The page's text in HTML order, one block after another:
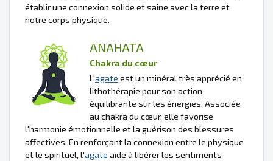
établir une connexion solide et saine avec la terre et
notre corps physique.
ANAHATA
Chakra du cœur
L'agate est un minéral très apprécié en
lithothérapie pour son action
équilibrante sur les énergies. Associée
au chakra du cœur, elle favorise
l'harmonie émotionnelle et la guérison des blessures
affectives. En renforçant la connexion entre le physique
et le spirituel, l'agate aide à libérer les sentiments